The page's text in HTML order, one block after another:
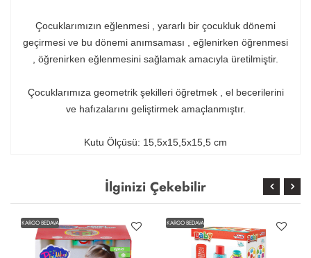
Çocuklarımızın eğlenmesi , yararlı bir çocukluk dönemi
geçirmesi ve bu dönemi anımsaması , eğlenirken öğrenmesi
, öğrenirken eğlenmesini sağlamak amacıyla üretilmiştir.
Çocuklarımıza geometrik şekilleri öğretmek , el becerilerini
ve hafızalarını geliştirmek amaçlanmıştır.
Kutu Ölçüsü: 15,5x15,5x15,5 cm
İlginizi Çekebilir
KARGO BEDAVA KARGO BEDAVA